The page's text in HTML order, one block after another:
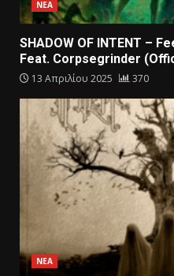
ΝΕΑ
SHADOW OF INTENT –
Feat. Corpsegrinder
13 Απριλίου 2025 370
ΝΕΑ